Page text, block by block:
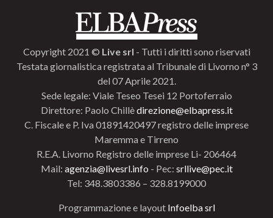
Copyright 2021 © Live srl - Tutti i diritti sono riservati
Testata giornalistica registrata al Tribunale di Livorno n° 3
del 07 Aprile 2021.
Sede legale: Viale Teseo Tesei 12 Portoferraio
Direttore: Paolo Chillèdirezione@elbapress.it
C. Fiscale e P. Iva 01891420497 registro delle imprese
Maremma e Tirreno
R.E.A. Livorno Registro delle imprese Li- 206464
Mail: agenzia@livesrl.info - Pec: srllive@pec.it
Tel: 348.3803386 – 328.8199000
Programmazione e layout Infoelba srl